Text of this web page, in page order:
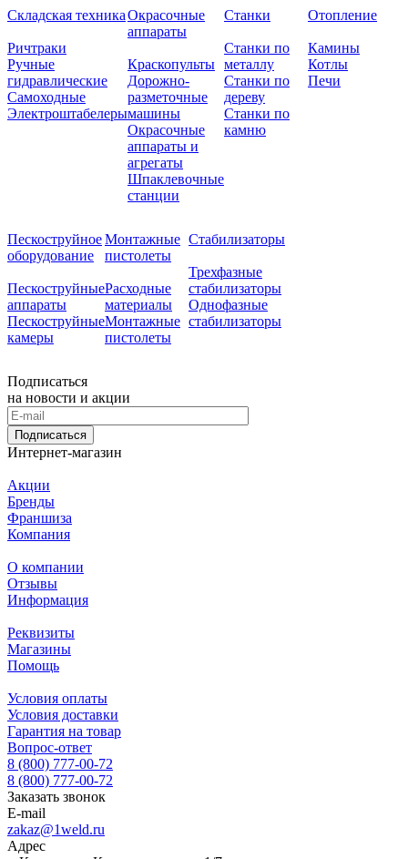
Складская техника
Ричтраки
Ручные
гидравлические
Самоходные
Электроштабелеры
Окрасочные
аппараты
Краскопульты
Дорожно-
разметочные
машины
Окрасочные
аппараты и
агрегаты
Шпаклевочные
станции
Станки
Станки по
металлу
Станки по
дереву
Станки по
камню
Отопление
Камины
Котлы
Печи
Пескоструйное
оборудование
Пескоструйные
аппараты
Пескоструйные
камеры
Монтажные
пистолеты
Расходные
материалы
Монтажные
пистолеты
Стабилизаторы
Трехфазные
стабилизаторы
Однофазные
стабилизаторы
Подписаться
на новости и акции
Подписаться
Интернет-магазин
Акции
Бренды
Франшиза
Компания
О компании
Отзывы
Информация
Реквизиты
Магазины
Помощь
Условия оплаты
Условия доставки
Гарантия на товар
Вопрос-ответ
8 (800) 777-00-72
8 (800) 777-00-72
Заказать звонок
E-mail
zakaz@1weld.ru
Адрес